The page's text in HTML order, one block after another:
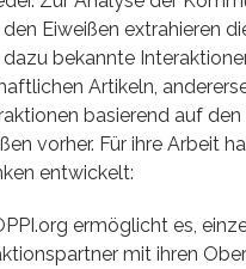
Eiweißen extrahieren
bekannte
Artikeln,
basierend auf
vorher. Für ihre Arbeit
entwickelt:
ermöglicht es,
mit ihren